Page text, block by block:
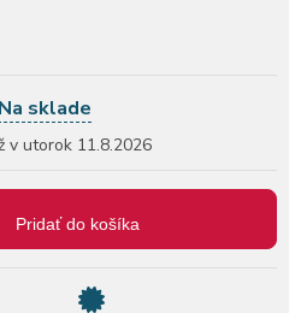
Na sklade
v utorok 11.8.2026
Pridať do košíka